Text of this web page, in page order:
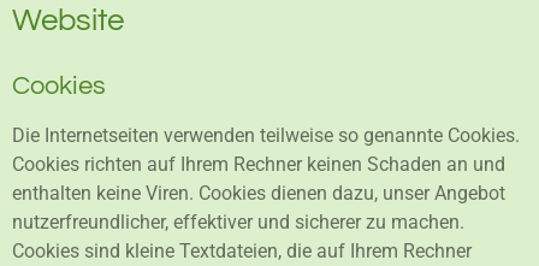
Website
Cookies
Die Internetseiten verwenden teilweise so genannte Cookies.
Cookies richten auf Ihrem Rechner keinen Schaden an und
enthalten keine Viren. Cookies dienen dazu, unser Angebot
nutzerfreundlicher, effektiver und sicherer zu machen.
Cookies sind kleine Textdateien, die auf Ihrem Rechner